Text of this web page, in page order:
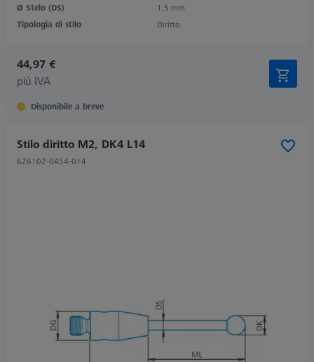
Ø Stelo (DS)
1,5 mm
Tipologia di stilo
Diritto
44,97 €
più IVA
Disponibile a breve
Stilo diritto M2, DK4 L14
626102-0454-014